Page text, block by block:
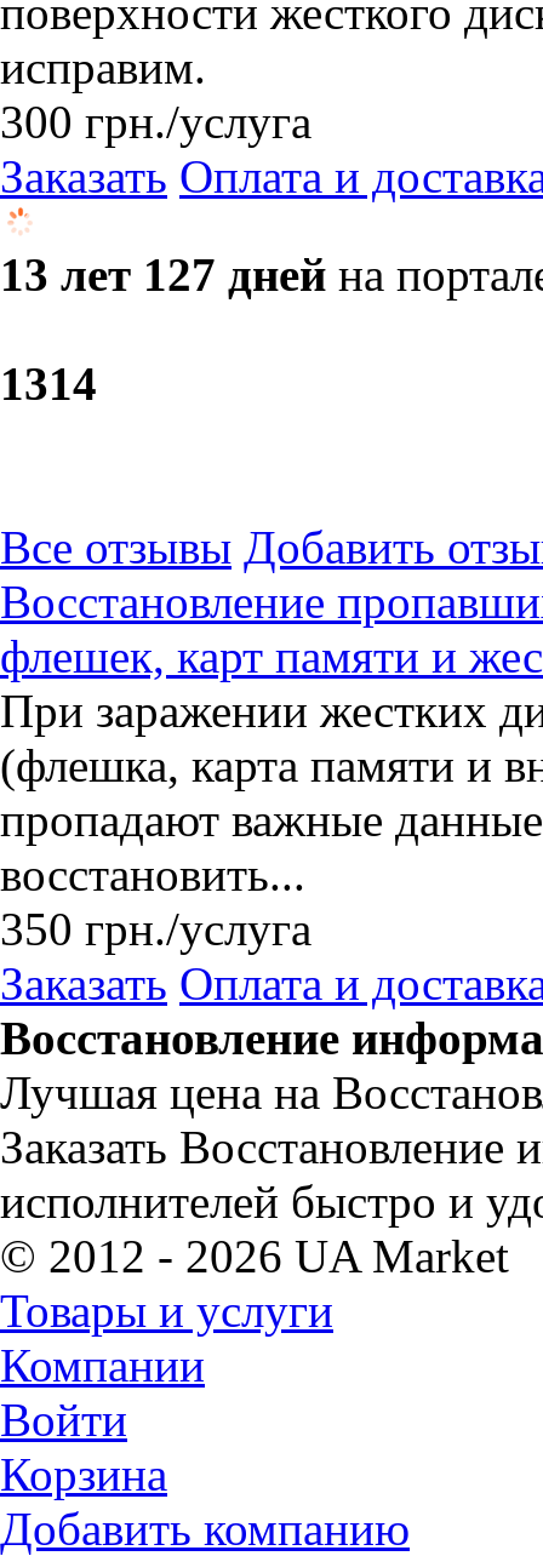
поверхности жесткого
исправим.
300 грн./услуга
Заказать Оплата и
13 лет 127 дней на
1314
Все отзывы Добавить
Восстановление
флешек, карт памяти и
При заражении жестких
(флешка, карта памяти и
пропадают важные
восстановить...
350 грн./услуга
Заказать Оплата и
Восстановление
Лучшая цена на
Заказать
исполнителей быстро и
© 2012 - 2026 UA Market
Товары и услуги
Компании
Войти
Корзина
Добавить компанию